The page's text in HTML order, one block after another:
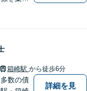
困りの
さい。
箱崎駅 から徒歩6分
数の債
詳細を見